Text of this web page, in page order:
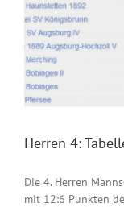
Herren 4:
Die 4. Herren
mit 12:6 Punkten